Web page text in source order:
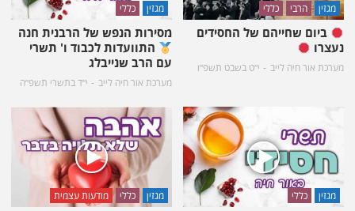
מגזין הרבי כללי
ביום שחייהם של החסידים
נעצרו
מערכת אור חיה לייב י״ט בשבט תשפ״ו
מגזין כללי
מסירות הנפש של הרבנית חנה
התוועדות לכבוד ו' תשרי
עם הרב שנייבלג
מערכת אור חיה לייב י״ד בתשרי תשפ״ה
מגזין כללי מגזין כללי מודעות עצמית